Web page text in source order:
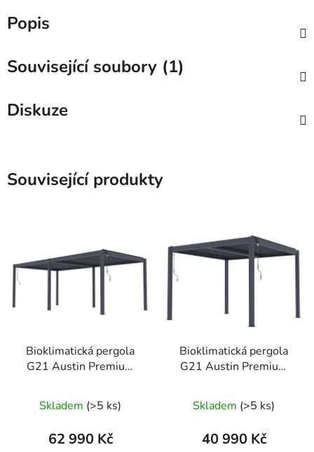
Popis
Související soubory (1)
Diskuze
Související produkty
Bioklimatická pergola
G21 Austin Premium
hliníková
Skladem (>5 ks)
62 990 Kč
Bioklimatická pergola
G21 Austin Premium
hliníková
Skladem (>5 ks)
40 990 Kč